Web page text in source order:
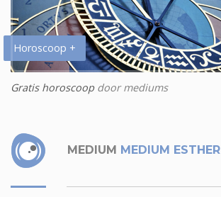
Horoscoop +
Gratis horoscoopdoor mediums
MEDIUM MEDIUM ESTHER